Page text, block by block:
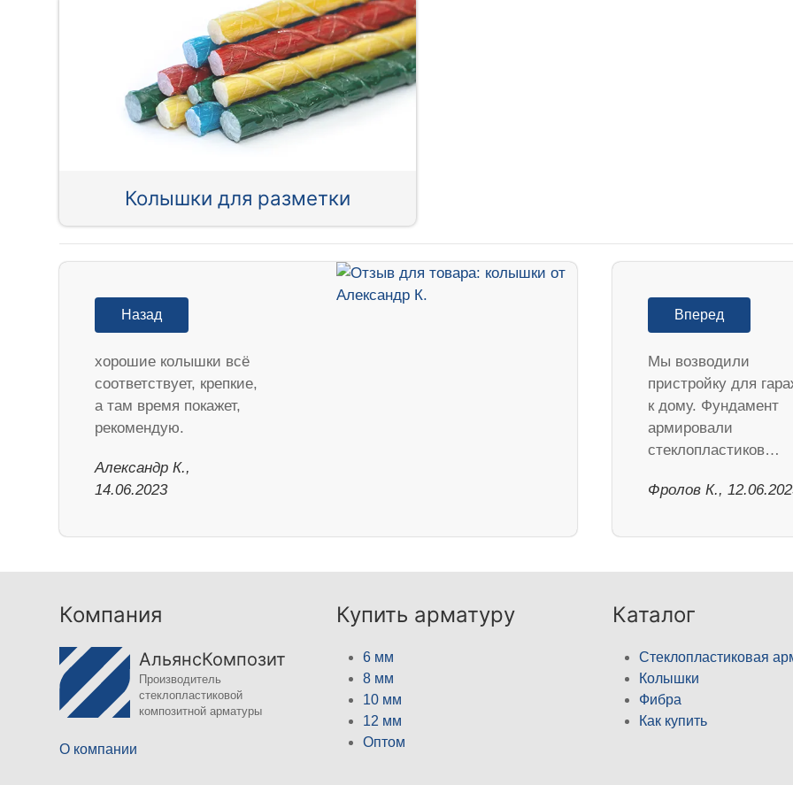
Колышки для разметки
Назад
хорошие колышки всё
соответствует, крепкие,
а там время покажет,
рекомендую.
Александр К.,
14.06.2023
Вперед
Мы возводили
пристройку для
к дому. Фундамент
армировали
стеклопластиков…
Фролов К.,
Компания
АльянсКомпозит
Производитель
стеклопластиковой
композитной арматуры
О компании
Купить арматуру
6 мм
8 мм
10 мм
12 мм
Оптом
Каталог
Стеклопластиковая
Колышки
Фибра
Как купить